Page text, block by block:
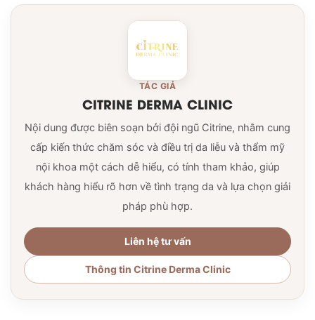
TÁC GIẢ
CITRINE DERMA CLINIC
Nội dung được biên soạn bởi đội ngũ Citrine, nhằm cung
cấp kiến thức chăm sóc và điều trị da liễu và thẩm mỹ
nội khoa một cách dễ hiểu, có tính tham khảo, giúp
khách hàng hiểu rõ hơn về tình trạng da và lựa chọn giải
pháp phù hợp.
Liên hệ tư vấn
Thông tin Citrine Derma Clinic